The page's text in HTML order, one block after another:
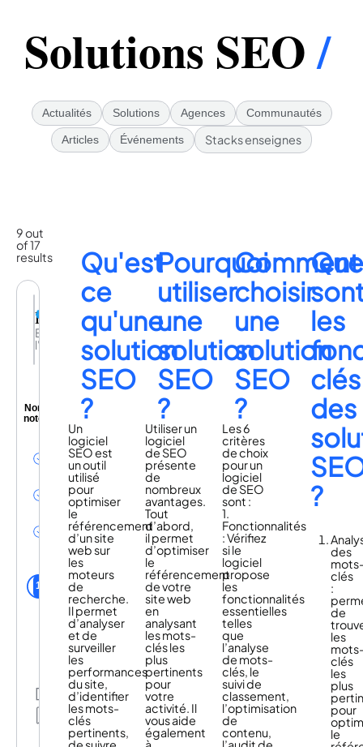
Solutions SEO/
Actualités Solutions Agences Communautés
Articles Événements Stacks enseignes
9 out
of 17
results
Foilr
Exploiter
l'inexploité
Non
noté
implémentation
facile et rapide
(15 jours)
Un cout à la
performance
autonomie
dans
l'utilisation
1
utilisateurs Foilr
de la
communauté
Partage
Mes
listes
Qu'est
ce
qu'une
solution
SEO
?
Un
logiciel
SEO est
un outil
utilisé
pour
optimiser
le
référencement
d’un site
web sur
les
moteurs
de
recherche.
Il permet
d’analyser
et de
surveiller
les
performances
du site,
d’identifier
les mots-
clés
pertinents,
Pourquoi
utiliser
une
solution
SEO
?
Utiliser un
logiciel
de SEO
présente
de
nombreux
avantages.
Tout
d’abord,
il permet
d’optimiser
le
référencement
de votre
site web
en
analysant
les mots-
clés les
plus
pertinents
pour
votre
activité. Il
vous aide
également
Comment
choisir
une
solution
SEO
?
Les 6
critères
de choix
pour un
logiciel
de SEO
sont :
1.
Fonctionnalités
: Vérifiez
si le
logiciel
propose
les
fonctionnalités
essentielles
telles
que
l’analyse
de mots-
clés, le
suivi de
classement,
l’optimisation
de
contenu,
les
clés
des
?
des
clés
:
de
les
clés
les
plus
pour
le